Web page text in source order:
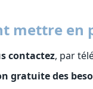
mettre en
contactez, par
gratuite des